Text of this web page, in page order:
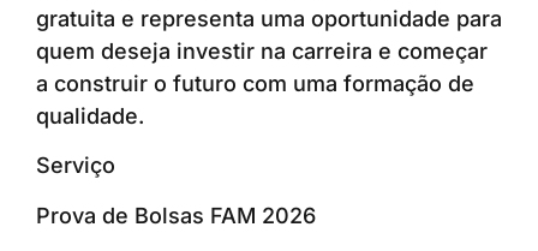
gratuita e representa uma oportunidade para
quem deseja investir na carreira e começar
a construir o futuro com uma formação de
qualidade.
Serviço
Prova de Bolsas FAM 2026